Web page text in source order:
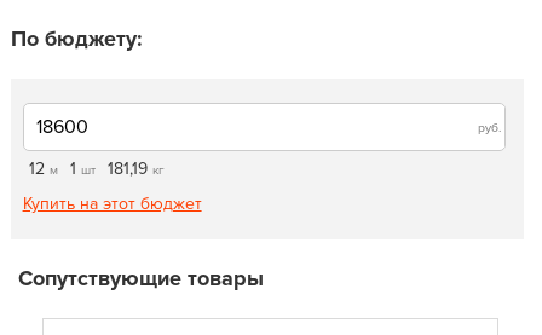
По бюджету:
руб.
12 м 1 шт 181,19 кг
Купить на этот бюджет
Сопутствующие товары